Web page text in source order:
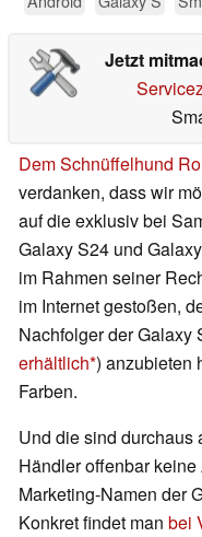
Jetzt
Dem Schnüffelhund
verdanken, dass wir
auf die exklusiv bei
Galaxy S24 und
im Rahmen seiner
im Internet gestoßen,
Nachfolger der Galaxy
erhältlich ) anzubieten
Farben.
Und die sind
Händler offenbar
Marketing-Namen der
Konkret findet man bei